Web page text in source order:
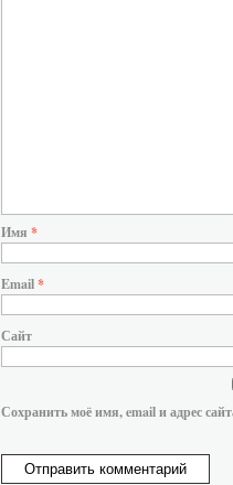
Имя *
Email*
Сайт
Сохранить моё имя, email и адрес